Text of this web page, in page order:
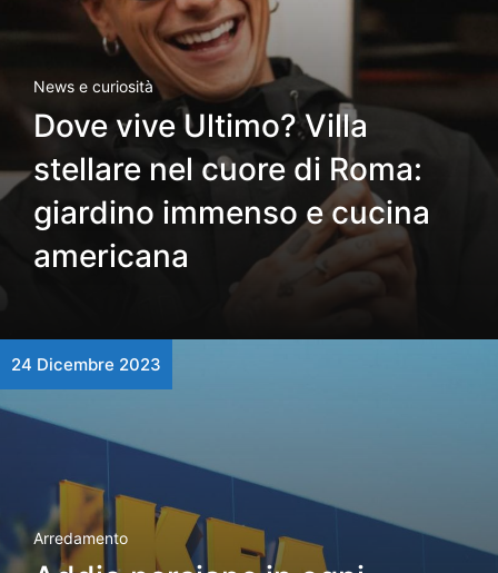
News e curiosità
Dove vive Ultimo? Villa
stellare nel cuore di Roma:
giardino immenso e cucina
americana
24 Dicembre 2023
Arredamento